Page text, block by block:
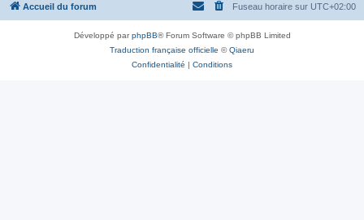
Accueil du forum Fuseau horaire sur UTC+02:00
Développé parphpBB® Forum Software © phpBB Limited
Traduction française officielle ©Qiaeru
Confidentialité | Conditions